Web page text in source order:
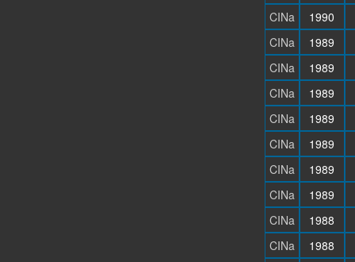
CINa
1990
CINa
1989
CINa
1989
CINa
1989
CINa
1989
CINa
1989
CINa
1989
CINa
1989
CINa
1988
CINa
1988